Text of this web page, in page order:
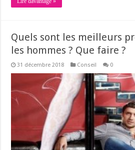
Quels sont les meilleurs
les hommes ? Que faire ?
31 décembre 2018 Conseil 0